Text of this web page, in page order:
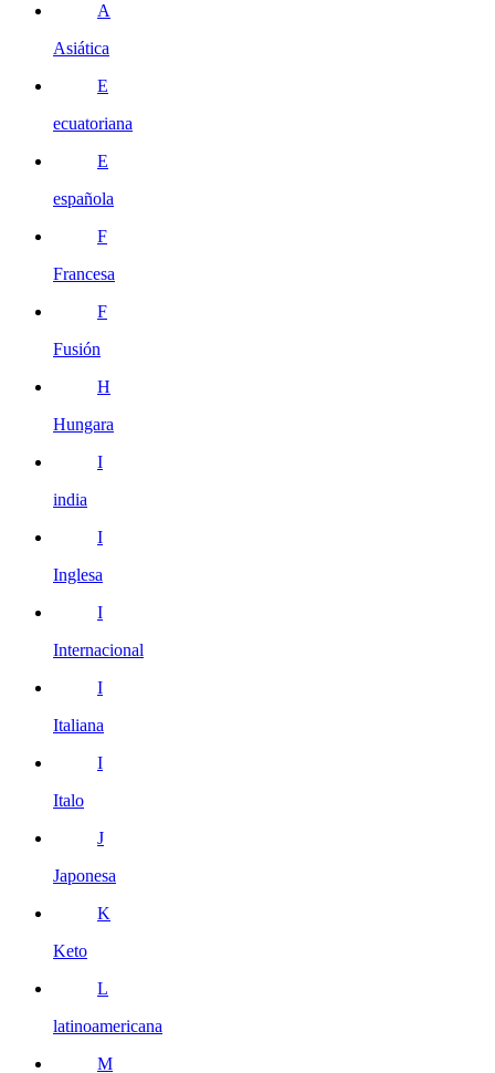
A
Asiática
E
ecuatoriana
E
española
F
Francesa
F
Fusión
H
Hungara
I
india
I
Inglesa
I
Internacional
I
Italiana
I
Italo
J
Japonesa
K
Keto
L
latinoamericana
M